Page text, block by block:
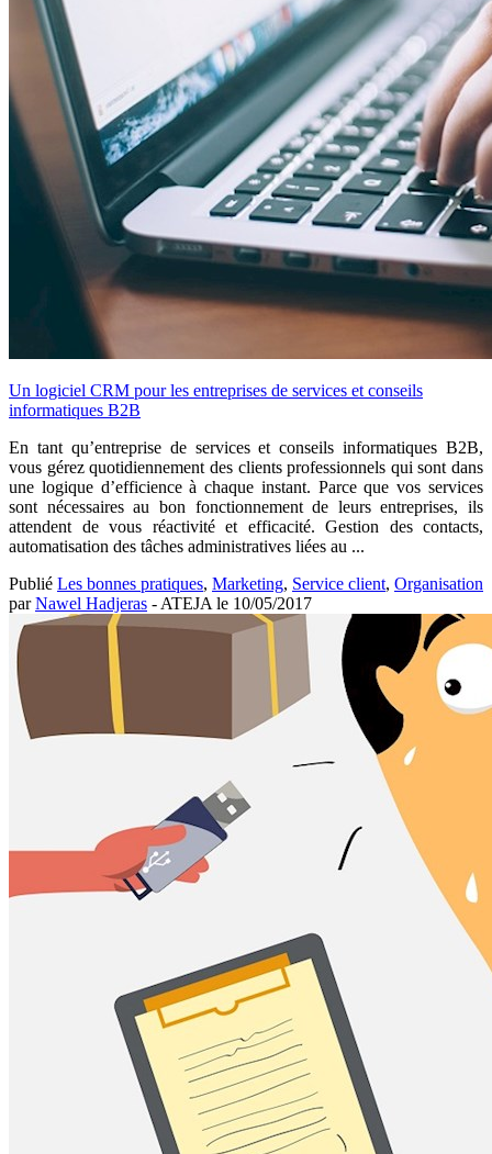
Un logiciel CRM pour les entreprises de services et conseils
informatiques B2B
En tant qu’entreprise de services et conseils informatiques B2B,
vous gérez quotidiennement des clients professionnels qui sont dans
une logique d’efficience à chaque instant. Parce que vos services
sont nécessaires au bon fonctionnement de leurs entreprises, ils
attendent de vous réactivité et efficacité. Gestion des contacts,
automatisation des tâches administratives liées au ...
Les bonnes pratiques, Marketing, Service client, Organisation
Publié
parNawel Hadjeras - ATEJA le 10/05/2017